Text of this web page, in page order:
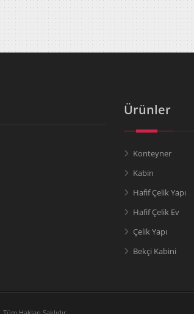
Ürünler
Konteyner
Kabin
Hafif Çelik Yapı
Hafif Çelik Ev
Çelik Yapı
Bekçi Kabini